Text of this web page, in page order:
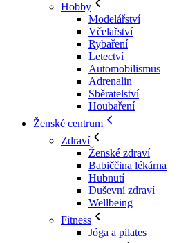
Hobby
Modelářství
Včelařství
Rybaření
Letectví
Automobilismus
Adrenalin
Sběratelství
Houbaření
Ženské centrum
Zdraví
Ženské zdraví
Babiččina lékárna
Hubnutí
Duševní zdraví
Wellbeing
Fitness
Jóga a pilates